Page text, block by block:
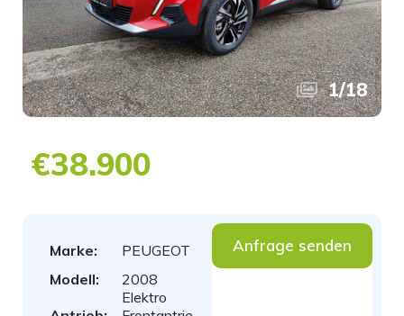
1/18
€38.900
Marke:
PEUGEOT
Modell:
2008
Elektro
Anfrage senden